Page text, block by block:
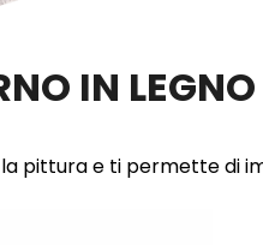
IN LEGNO
pittura e ti permette di